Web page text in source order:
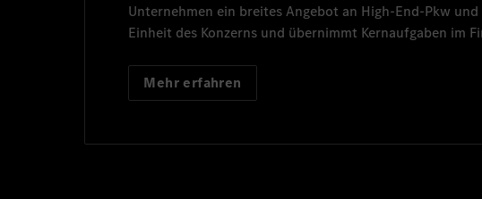
Unternehmen ein breites Angebot an High-End-Pkw
Einheit des Konzerns und übernimmt Kernaufgaben im
Mehr erfahren